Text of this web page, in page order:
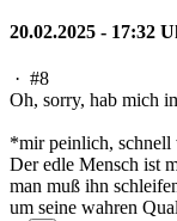
20.02.2025 - 17:32
· #8
Oh, sorry, hab mich
*mir peinlich, schnell
Der edle Mensch ist
man muß ihn
um seine wahren